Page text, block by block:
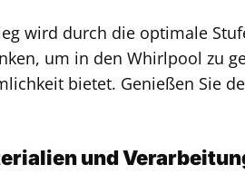
wird durch die optimale
um in den Whirlpool zu
bietet. Genießen Sie
und